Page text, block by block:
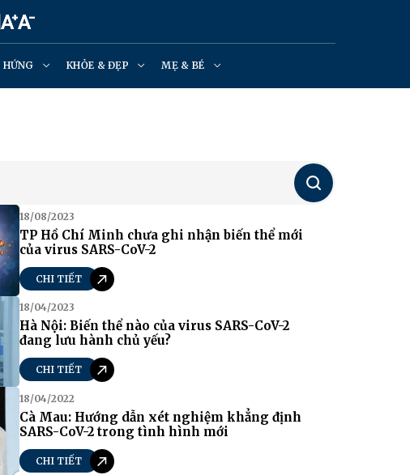
HỨNG KHỎE & ĐẸP MẸ & BÉ
Tìm
kiếm
18/08/2023
TP Hồ Chí Minh chưa ghi nhận biến thể mới
của virus SARS-CoV-2
CHI TIẾT
18/04/2023
Hà Nội: Biến thể nào của virus SARS-CoV-2
đang lưu hành chủ yếu?
CHI TIẾT
18/04/2022
Cà Mau: Hướng dẫn xét nghiệm khẳng định
SARS-CoV-2 trong tình hình mới
CHI TIẾT